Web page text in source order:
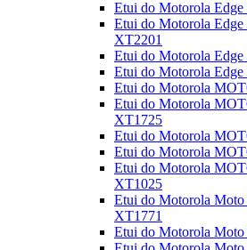
Etui do Motorola Edge
Etui do Motorola
XT2201
Etui do Motorola
Etui do Motorola
Etui do Motorola
Etui do Motorola
XT1725
Etui do Motorola
Etui do Motorola
Etui do Motorola
XT1025
Etui do Motorola
XT1771
Etui do Motorola